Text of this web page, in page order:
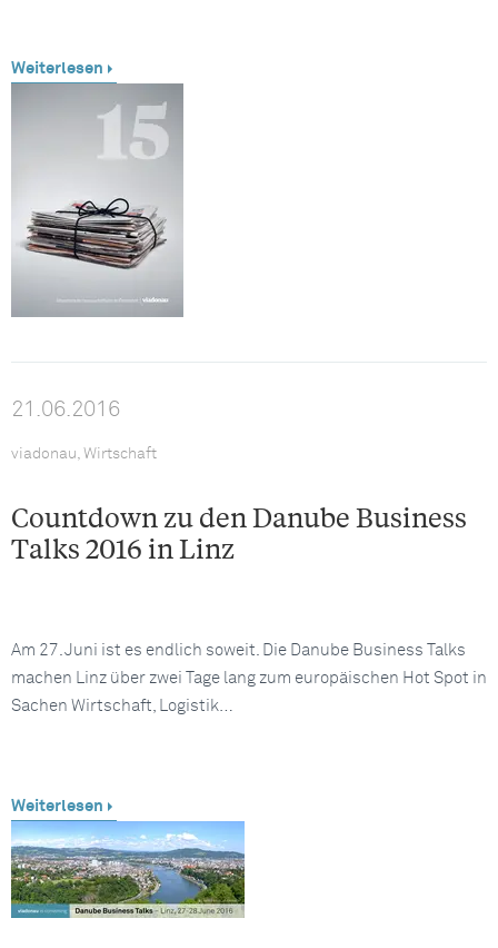
Weiterlesen
21.06.2016
viadonau, Wirtschaft
Countdown zu den Danube Business
Talks 2016 in Linz
Am 27. Juni ist es endlich soweit. Die Danube Business Talks
machen Linz über zwei Tage lang zum europäischen Hot Spot in
Sachen Wirtschaft, Logistik…
Weiterlesen